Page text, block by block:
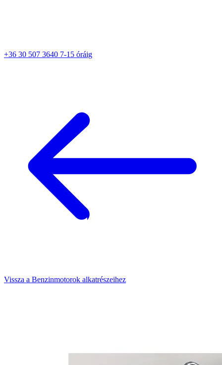
+36 30 507 3640 7-15 óráig
Vissza a Benzinmotorok alkatrészeihez